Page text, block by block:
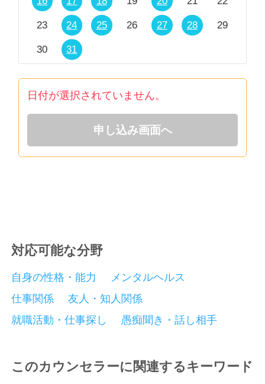
23 24 25 26 27 28 29
30 31
日付が選択されていません。
申し込み画面へ
対応可能な分野
自身の性格・能力
メンタルヘルス
仕事関係
友人・知人関係
就職活動・仕事探し
愚痴聞き・話し相手
このカウンセラーに関連するキーワード